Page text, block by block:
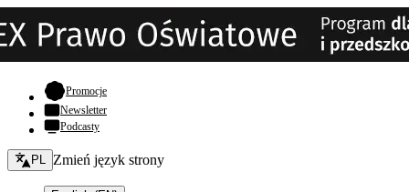
Promocje- otwiera się w nowej karcie
Newsletter
Podcasty
Zmień język - bieżący:
PL Zmień język strony